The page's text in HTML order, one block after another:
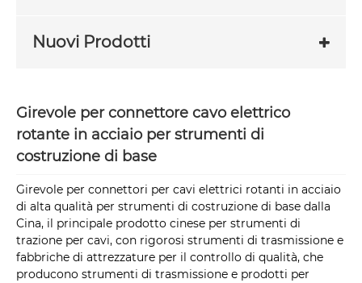
Nuovi Prodotti
Girevole per connettore cavo elettrico
rotante in acciaio per strumenti di
costruzione di base
Girevole per connettori per cavi elettrici rotanti in acciaio
di alta qualità per strumenti di costruzione di base dalla
Cina, il principale prodotto cinese per strumenti di
trazione per cavi, con rigorosi strumenti di trasmissione e
fabbriche di attrezzature per il controllo di qualità, che
producono strumenti di trasmissione e prodotti per